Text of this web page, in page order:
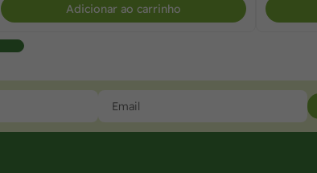
Adicionar ao carrinho